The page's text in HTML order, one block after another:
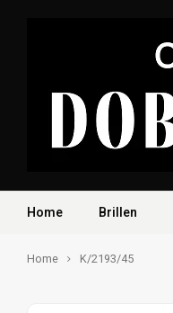
Home Brillen
Home K/2193/45